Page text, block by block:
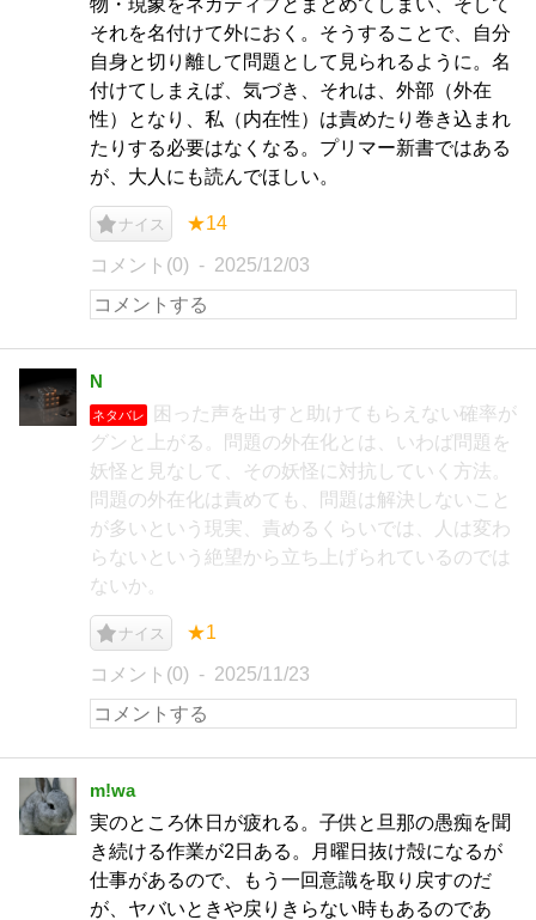
物・現象をネガティブとまとめてしまい、そして
それを名付けて外におく。そうすることで、自分
自身と切り離して問題として見られるように。名
付けてしまえば、気づき、それは、外部（外在
性）となり、私（内在性）は責めたり巻き込まれ
たりする必要はなくなる。プリマー新書ではある
が、大人にも読んでほしい。
ナイス ★14
コメント(0) 2025/12/03
N
ネタバレ
困った声を出すと助けてもらえない確率が
グンと上がる。問題の外在化とは、いわば問題を
妖怪と見なして、その妖怪に対抗していく方法。
問題の外在化は責めても、問題は解決しないこと
が多いという現実、責めるくらいでは、人は変わ
らないという絶望から立ち上げられているのでは
ないか。
ナイス ★1
コメント(0) 2025/11/23
m!wa
実のところ休日が疲れる。子供と旦那の愚痴を聞
き続ける作業が2日ある。月曜日抜け殻になるが
仕事があるので、もう一回意識を取り戻すのだ
が、ヤバいときや戻りきらない時もあるのであ